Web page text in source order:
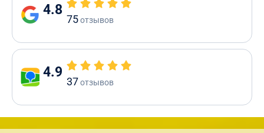
4.8
75отзывов
4.9
37отзывов